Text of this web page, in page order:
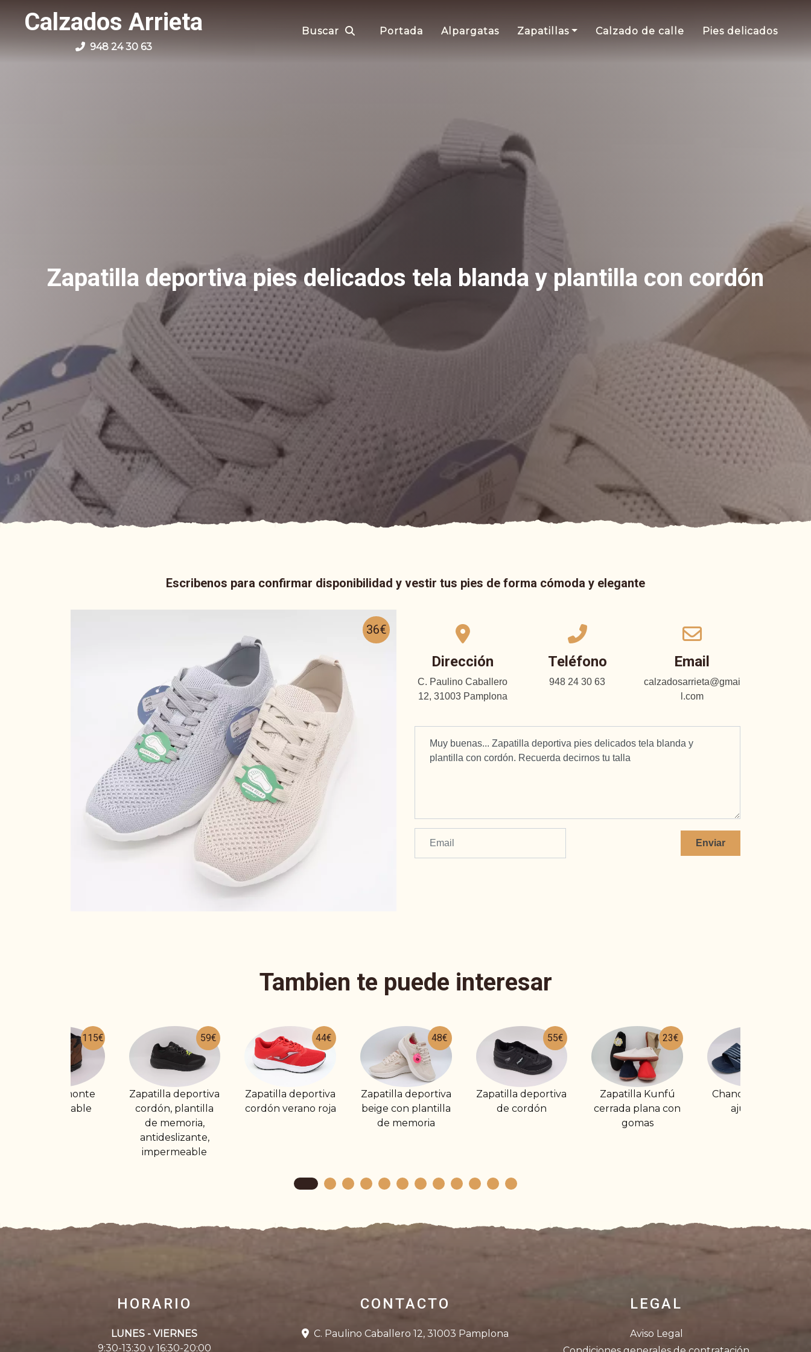
Calzados Arrieta
948 24 30 63
Buscar Portada Alpargatas Zapatillas Calzado de calle Pies delicados
Zapatilla deportiva pies delicados tela blanda y plantilla con cordón
Escribenos para confirmar disponibilidad y vestir tus pies de forma cómoda y elegante
36€
Dirección
C. Paulino Caballero
12, 31003 Pamplona
Teléfono
948 24 30 63
Email
calzadosarrieta@gmai
l.com
Enviar
Tambien te puede interesar
59€
Zapatilla deportiva
cordón, plantilla
44€
Zapatilla deportiva
cordón verano roja
48€
Zapatilla deportiva
beige con plantilla
55€
Zapatilla deportiva
de cordón
23€
Zapatilla Kunfú
cerrada plana con
19€
Chancleta de tira
ajustable
Zapatilla deportiva
con plantilla de
HORARIO
LUNES - VIERNES
9:30-13:30 y 16:30-20:00
CONTACTO
C. Paulino Caballero 12, 31003 Pamplona
LEGAL
Aviso Legal